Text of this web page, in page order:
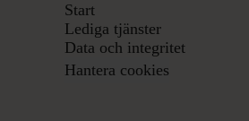
Start
Lediga tjänster
Data och integritet
Hantera cookies